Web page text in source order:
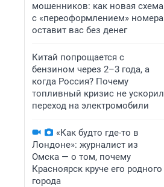
мошенников: как новая схема
с «переоформлением» номера
оставит вас без денег
Китай попрощается с
бензином через 2–3 года, а
когда Россия? Почему
топливный кризис не ускорил
переход на электромобили
«Как будто где-то в
Лондоне»: журналист из
Омска — о том, почему
Красноярск круче его родного
города